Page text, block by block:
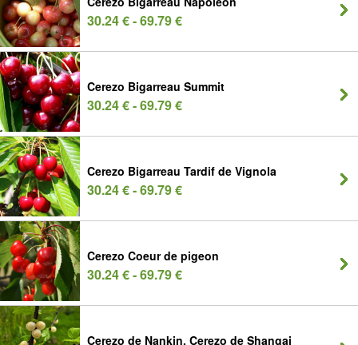
30.24 € - 69.79 €
Cerezo Bigarreau Summit
30.24 € - 69.79 €
Cerezo Bigarreau Tardif de Vignola
30.24 € - 69.79 €
Cerezo Coeur de pigeon
30.24 € - 69.79 €
Cerezo de Nankin, Cerezo de Shangai